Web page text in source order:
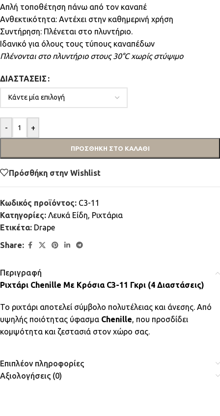
Απλή τοποθέτηση πάνω από τον καναπέ
Ανθεκτικότητα: Αντέχει στην καθημερινή χρήση
Συντήρηση: Πλένεται στο πλυντήριο.
Ιδανικό για όλους τους τύπους καναπέδων
Πλένονται στο πλυντήριο στους 30°C χωρίς στύψιμο
ΔΙΑΣΤΆΣΕΙΣ
- +
ΠΡΟΣΘΉΚΗ ΣΤΟ ΚΑΛΆΘΙ
Πρόσθήκη στην Wishlist
Κωδικός προϊόντος: C3-11
Κατηγορίες: Λευκά Είδη, Ριχτάρια
Ετικέτα: Drape
Share:
Περιγραφή
Ριχτάρι Chenille Με Κρόσια C3-11 Γκρι (4 Διαστάσεις)
Το ριχτάρι αποτελεί σύμβολο πολυτέλειας και άνεσης. Από
υψηλής ποιότητας ύφασμα Chenille, που προσδίδει
κομψότητα και ζεστασιά στον χώρο σας.
Επιπλέον πληροφορίες
Αξιολογήσεις (0)